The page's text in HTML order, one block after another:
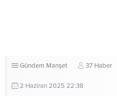
Gündem Manşet 37 Haber
2 Haziran 2025 22:38